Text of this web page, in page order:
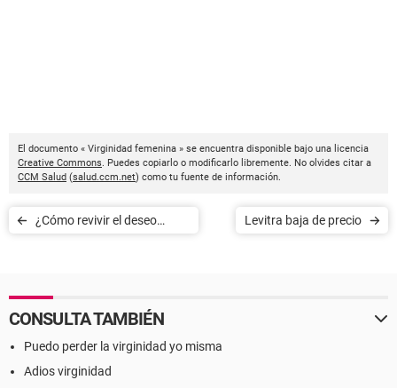
El documento « Virginidad femenina » se encuentra disponible bajo una licencia
Creative Commons. Puedes copiarlo o modificarlo libremente. No olvides citar a
CCM Salud (salud.ccm.net) como tu fuente de información.
¿Cómo revivir el deseo
Levitra baja de precio
CONSULTA TAMBIÉN
Puedo perder la virginidad yo misma
Adios virginidad